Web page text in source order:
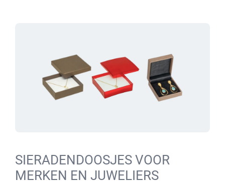
SIERADENDOOSJES VOOR
MERKEN EN JUWELIERS